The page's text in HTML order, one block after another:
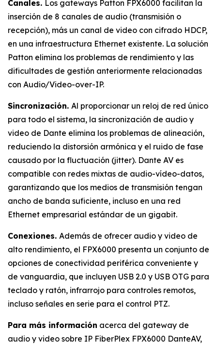
Canales. Los gateways Patton FPX6000 facilitan la
inserción de 8 canales de audio (transmisión o
recepción), más un canal de video con cifrado HDCP,
en una infraestructura Ethernet existente. La solución
Patton elimina los problemas de rendimiento y las
dificultades de gestión anteriormente relacionadas
con Audio/Video-over-IP.
Sincronización. Al proporcionar un reloj de red único
para todo el sistema, la sincronización de audio y
video de Dante elimina los problemas de alineación,
reduciendo la distorsión armónica y el ruido de fase
causado por la fluctuación (jitter). Dante AV es
compatible con redes mixtas de audio-vídeo-datos,
garantizando que los medios de transmisión tengan
ancho de banda suficiente, incluso en una red
Ethernet empresarial estándar de un gigabit.
Conexiones. Además de ofrecer audio y video de
alto rendimiento, el FPX6000 presenta un conjunto de
opciones de conectividad periférica conveniente y
de vanguardia, que incluyen USB 2.0 y USB OTG para
teclado y ratón, infrarrojo para controles remotos,
incluso señales en serie para el control PTZ.
Para más información acerca del gateway de
audio y video sobre IP FiberPlex FPX6000 DanteAV,